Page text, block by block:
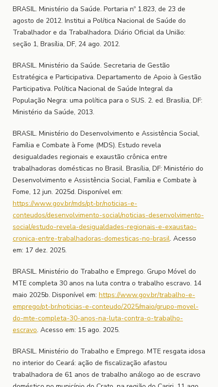
BRASIL. Ministério da Saúde. Portaria nº 1.823, de 23 de
agosto de 2012. Institui a Política Nacional de Saúde do
Trabalhador e da Trabalhadora. Diário Oficial da União:
seção 1, Brasília, DF, 24 ago. 2012.
BRASIL. Ministério da Saúde. Secretaria de Gestão
Estratégica e Participativa. Departamento de Apoio à Gestão
Participativa. Política Nacional de Saúde Integral da
População Negra: uma política para o SUS. 2. ed. Brasília, DF:
Ministério da Saúde, 2013.
BRASIL. Ministério do Desenvolvimento e Assistência Social,
Família e Combate à Fome (MDS). Estudo revela
desigualdades regionais e exaustão crônica entre
trabalhadoras domésticas no Brasil. Brasília, DF: Ministério do
Desenvolvimento e Assistência Social, Família e Combate à
Fome, 12 jun. 2025d. Disponível em:
https://www.gov.br/mds/pt-br/noticias-e-
conteudos/desenvolvimento-social/noticias-desenvolvimento-
social/estudo-revela-desigualdades-regionais-e-exaustao-
cronica-entre-trabalhadoras-domesticas-no-brasil. Acesso
em: 17 dez. 2025.
BRASIL. Ministério do Trabalho e Emprego. Grupo Móvel do
MTE completa 30 anos na luta contra o trabalho escravo. 14
maio 2025b. Disponível em: https://www.gov.br/trabalho-e-
emprego/pt-br/noticias-e-conteudo/2025/maio/grupo-movel-
do-mte-completa-30-anos-na-luta-contra-o-trabalho-
escravo. Acesso em: 15 ago. 2025.
BRASIL. Ministério do Trabalho e Emprego. MTE resgata idosa
no interior do Ceará: ação de fiscalização afastou
trabalhadora de 61 anos de trabalho análogo ao de escravo